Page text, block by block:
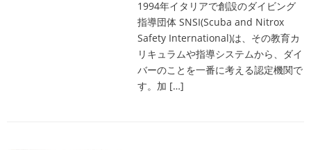
1994年イタリアで創設のダイビング
指導団体 SNSI(Scuba and Nitrox
Safety International)は、その教育カ
リキュラムや指導システムから、ダイ
バーのことを一番に考える認定機関で
す。加 […]